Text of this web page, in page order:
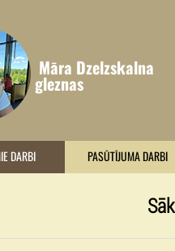
Māra Dzelzskalna
gleznas
DARBI PASŪTĪJUMA DARBI